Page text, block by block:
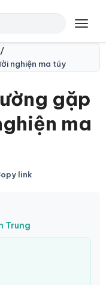
/
nghiện ma túy
gặp
ma
link
Trung